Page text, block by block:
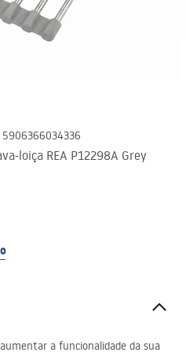
5906366034336
loiça REA P12298A Grey
a funcionalidade da sua